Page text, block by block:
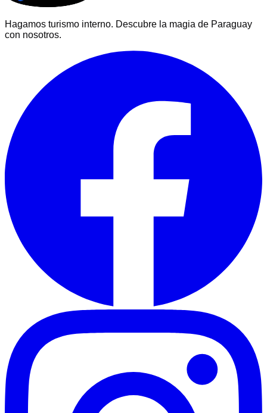
Hagamos turismo interno. Descubre la magia de Paraguay
con nosotros.